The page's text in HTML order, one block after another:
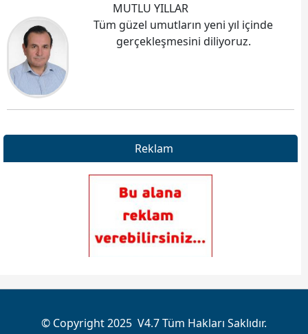
MUTLU YILLAR
Tüm güzel umutların yeni yıl içinde
gerçekleşmesini diliyoruz.
Reklam
© Copyright 2025 V4.7 Tüm Hakları Saklıdır.